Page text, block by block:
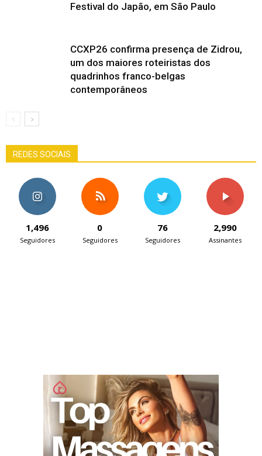
Festival do Japão, em São Paulo
CCXP26 confirma presença de Zidrou,
um dos maiores roteiristas dos
quadrinhos franco-belgas
contemporâneos
REDES SOCIAIS
1,496
Seguidores
0
Seguidores
76
Seguidores
2,990
Assinantes